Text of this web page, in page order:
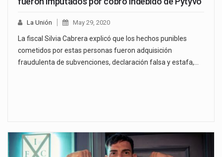
La Unión May 29, 2020
La fiscal Silvia Cabrera explicó que los hechos punibles
cometidos por estas personas fueron adquisición
fraudulenta de subvenciones, declaración falsa y estafa,…